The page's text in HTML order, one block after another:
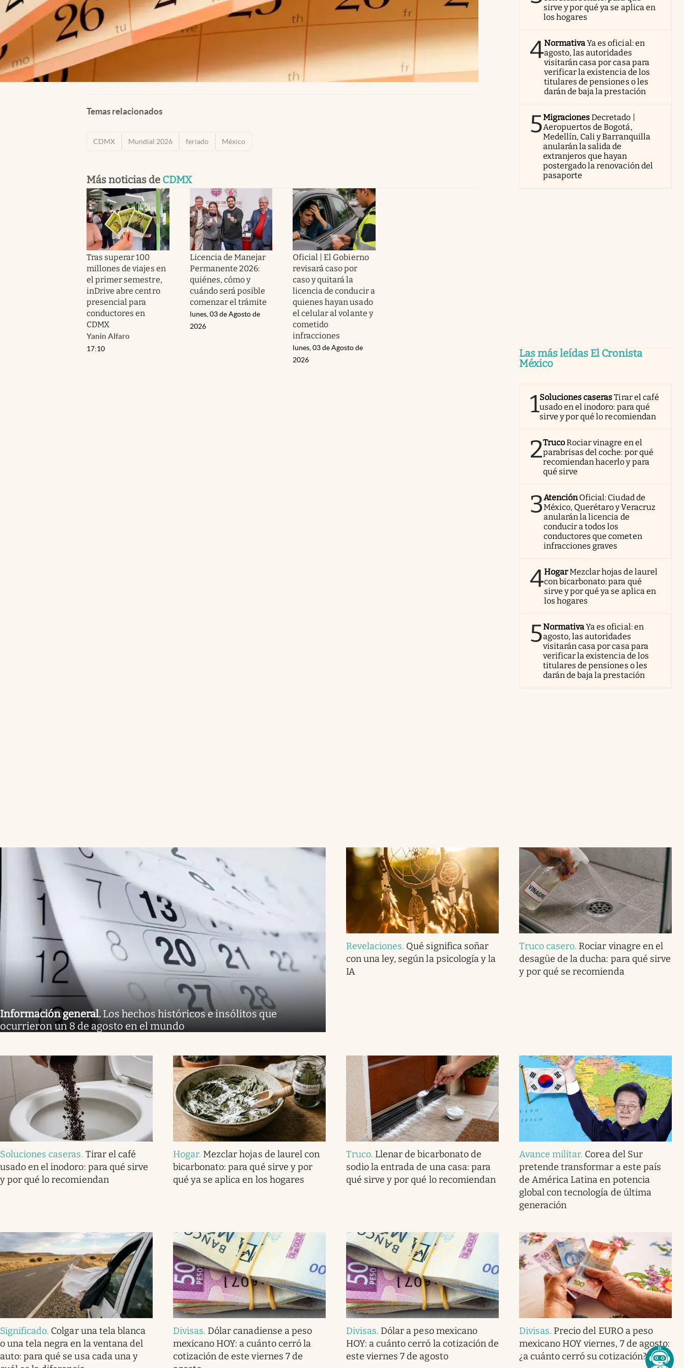
Temas relacionados
CDMX Mundial 2026 feriado México
Más noticias de CDMX
Tras superar 100
millones de viajes en
el primer semestre,
inDrive abre centro
presencial para
conductores en
CDMX
Yanin Alfaro
17:10
Licencia de Manejar
Permanente 2026:
quiénes, cómo y
cuándo será posible
comenzar el trámite
lunes, 03 de Agosto de
2026
Oficial | El Gobierno
revisará caso por
caso y quitará la
licencia de conducir a
quienes hayan usado
el celular al volante y
cometido
infracciones
lunes, 03 de Agosto de
2026
sirve y por qué ya se aplica en
los hogares
4NormativaYa es oficial: en
agosto, las autoridades
visitarán casa por casa para
verificar la existencia de los
titulares de pensiones o les
darán de baja la prestación
5MigracionesDecretado |
Aeropuertos de Bogotá,
Medellín, Cali y Barranquilla
anularán la salida de
extranjeros que hayan
postergado la renovación del
pasaporte
Las más leídas El Cronista
México
1Soluciones caserasTirar el café
usado en el inodoro: para qué
sirve y por qué lo recomiendan
2TrucoRociar vinagre en el
parabrisas del coche: por qué
recomiendan hacerlo y para
qué sirve
3AtenciónOficial: Ciudad de
México, Querétaro y Veracruz
anularán la licencia de
conducir a todos los
conductores que cometen
infracciones graves
4HogarMezclar hojas de laurel
con bicarbonato: para qué
sirve y por qué ya se aplica en
los hogares
5NormativaYa es oficial: en
agosto, las autoridades
visitarán casa por casa para
verificar la existencia de los
titulares de pensiones o les
darán de baja la prestación
Información general. Los hechos históricos e insólitos que
ocurrieron un 8 de agosto en el mundo
Revelaciones. Qué significa soñar
con una ley, según la psicología y la
IA
Truco casero. Rociar vinagre en el
desagüe de la ducha: para qué sirve
y por qué se recomienda
Soluciones caseras. Tirar el café
usado en el inodoro: para qué sirve
y por qué lo recomiendan
Hogar. Mezclar hojas de laurel con
bicarbonato: para qué sirve y por
qué ya se aplica en los hogares
Truco. Llenar de bicarbonato de
sodio la entrada de una casa: para
qué sirve y por qué lo recomiendan
Avance militar. Corea del Sur
pretende transformar a este país
de América Latina en potencia
global con tecnología de última
generación
Significado. Colgar una tela blanca
o una tela negra en la ventana del
auto: para qué se usa cada una y
Divisas. Dólar canadiense a peso
mexicano HOY: a cuánto cerró la
cotización de este viernes 7 de
Divisas. Dólar a peso mexicano
HOY: a cuánto cerró la cotización de
este viernes 7 de agosto
Divisas. Precio del EURO a peso
mexicano HOY viernes, 7 de agosto:
¿a cuánto cerró su cotización?